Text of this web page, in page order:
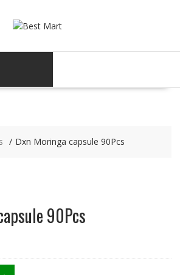
Dxn Moringa capsule 90Pcs
90Pcs